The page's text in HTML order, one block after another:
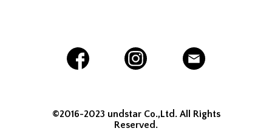
©2016-2023 undstar Co.,Ltd. All Rights
Reserved.